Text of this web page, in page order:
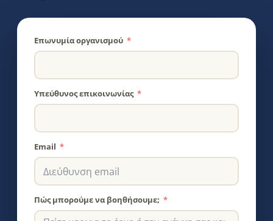
Επωνυμία οργανισμού
Υπεύθυνος επικοινωνίας
Email
Πώς μπορούμε να βοηθήσουμε;